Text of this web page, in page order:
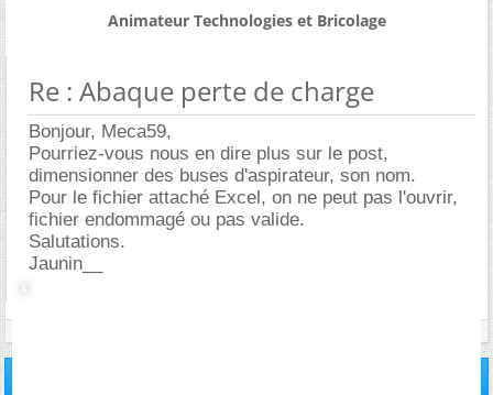
Animateur Technologies et Bricolage
Re : Abaque perte de charge
Bonjour, Meca59,
Pourriez-vous nous en dire plus sur le post,
dimensionner des buses d'aspirateur, son nom.
Pour le fichier attaché Excel, on ne peut pas l'ouvrir,
fichier endommagé ou pas valide.
Salutations.
Jaunin__